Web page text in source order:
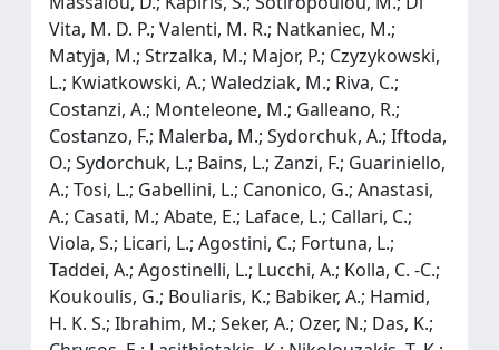
Vita, M. D. P.; Valenti, M. R.; Natkaniec, M.;
Matyja, M.; Strzalka, M.; Major, P.; Czyzykowski,
L.; Kwiatkowski, A.; Waledziak, M.; Riva, C.;
Costanzi, A.; Monteleone, M.; Galleano, R.;
Costanzo, F.; Malerba, M.; Sydorchuk, A.; Iftoda,
O.; Sydorchuk, L.; Bains, L.; Zanzi, F.; Guariniello,
A.; Tosi, L.; Gabellini, L.; Canonico, G.; Anastasi,
A.; Casati, M.; Abate, E.; Laface, L.; Callari, C.;
Viola, S.; Licari, L.; Agostini, C.; Fortuna, L.;
Taddei, A.; Agostinelli, L.; Lucchi, A.; Kolla, C. -C.;
Koukoulis, G.; Bouliaris, K.; Babiker, A.; Hamid,
H. K. S.; Ibrahim, M.; Seker, A.; Ozer, N.; Das, K.;